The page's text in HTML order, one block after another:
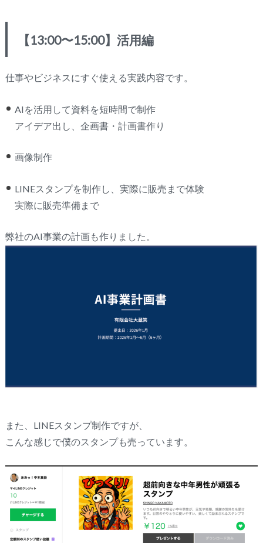
【13:00〜15:00】活用編
仕事やビジネスにすぐ使える実践内容です。
AIを活用して資料を短時間で制作
アイデア出し、企画書・計画書作り
画像制作
LINEスタンプを制作し、実際に販売まで体験
実際に販売準備まで
弊社のAI事業の計画も作りました。
また、LINEスタンプ制作ですが、
こんな感じで僕のスタンプも売っています。